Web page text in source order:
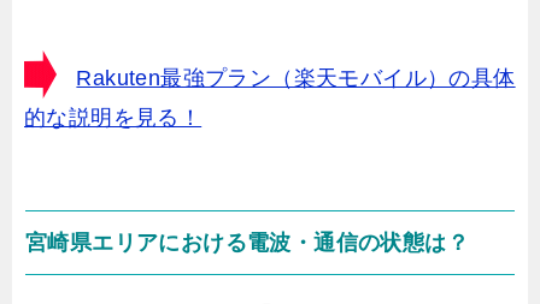
Rakuten最強プラン（楽天モバイル）の具体
的な説明を見る！
宮崎県エリアにおける電波・通信の状態は？